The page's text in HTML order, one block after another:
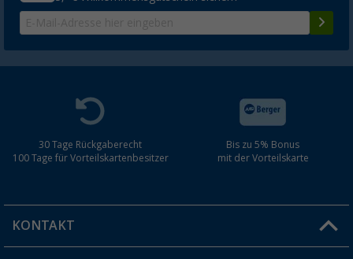
30 Tage Rückgaberecht
100 Tage für Vorteilskartenbesitzer
Bis zu 5% Bonus
mit der Vorteilskarte
KONTAKT